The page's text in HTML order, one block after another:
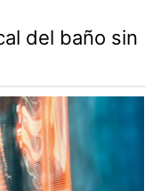
del baño sin